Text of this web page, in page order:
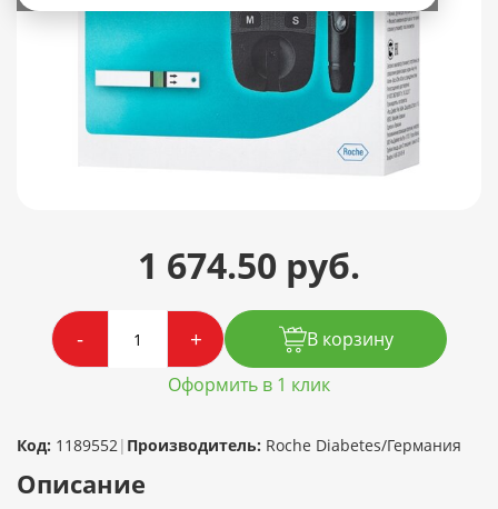
1 674.50 руб.
- +
В корзину
Оформить в 1 клик
Код: 1189552| Производитель: Roche Diabetes/Германия
Описание